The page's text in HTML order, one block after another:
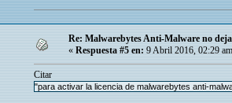
Re: Malwarebytes Anti-Malware no
« Respuesta #5 en: 9 Abril 2016, 02:29
Citar
"para activar la licencia de malwarebytes anti-